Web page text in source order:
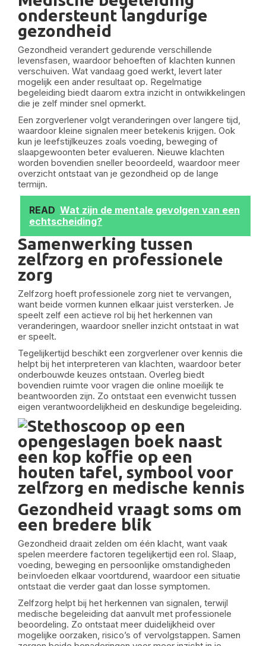
ondersteunt langdurige
gezondheid
Gezondheid verandert gedurende verschillende
levensfasen, waardoor behoeften of klachten kunnen
verschuiven. Wat vandaag goed werkt, levert later
mogelijk een ander resultaat op. Regelmatige
begeleiding biedt daarom extra inzicht in ontwikkelingen
die je zelf minder snel opmerkt.
Een zorgverlener volgt veranderingen over langere tijd,
waardoor kleine signalen meer betekenis krijgen. Ook
kun je leefstijlkeuzes zoals voeding, beweging of
slaapgewoonten beter evalueren. Nieuwe klachten
worden bovendien sneller beoordeeld, waardoor meer
overzicht ontstaat van je gezondheid op de lange
termijn.
READ Wat zijn de mentale gevolgen van een
echtscheiding?
Samenwerking tussen
zelfzorg en professionele
zorg
Zelfzorg hoeft professionele zorg niet te vervangen,
want beide vormen kunnen elkaar juist versterken. Je
speelt zelf een actieve rol bij het herkennen van
veranderingen, waardoor sneller inzicht ontstaat in wat
er speelt.
Tegelijkertijd beschikt een zorgverlener over kennis die
helpt bij het interpreteren van klachten, waardoor beter
onderbouwde keuzes ontstaan. Overleg biedt
bovendien ruimte voor vragen die online moeilijk te
beantwoorden zijn. Zo ontstaat een evenwicht tussen
eigen verantwoordelijkheid en deskundige begeleiding.
Gezondheid vraagt soms om
een bredere blik
Gezondheid draait zelden om één klacht, want vaak
spelen meerdere factoren tegelijkertijd een rol. Slaap,
voeding, beweging en persoonlijke omstandigheden
beïnvloeden elkaar voortdurend, waardoor een situatie
ontstaat die verder gaat dan losse symptomen.
Zelfzorg helpt bij het herkennen van signalen, terwijl
medische begeleiding dat aanvult met professionele
beoordeling. Zo ontstaat meer duidelijkheid over
mogelijke oorzaken, risico’s of vervolgstappen. Samen